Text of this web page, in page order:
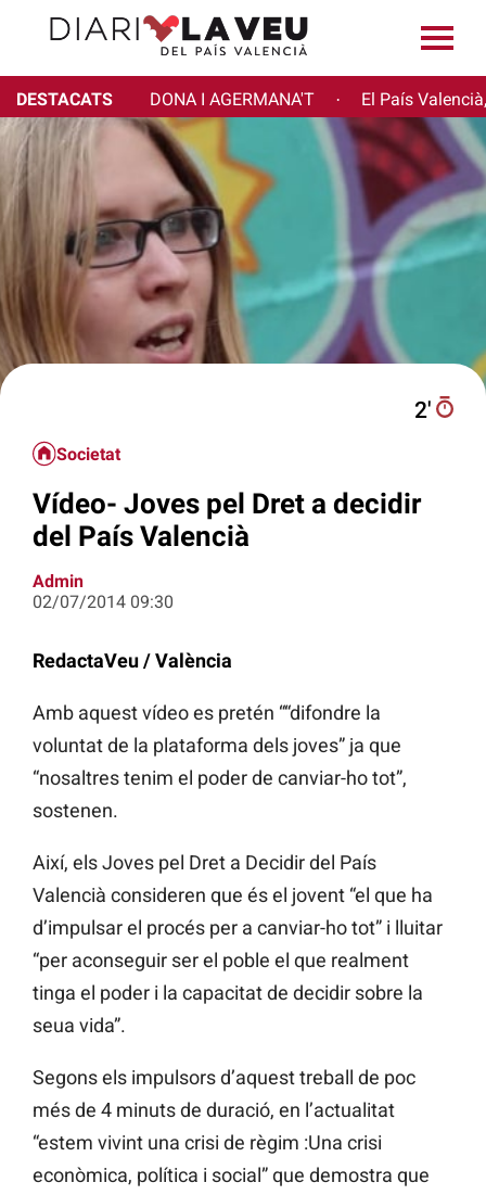
DESTACATS DONA I AGERMANA'T · El País
2′
Societat
Vídeo- Joves pel Dret a decidir
del País Valencià
Admin
02/07/2014 09:30
RedactaVeu / València
Amb aquest vídeo es pretén ““difondre la
voluntat de la plataforma dels joves” ja que
“nosaltres tenim el poder de canviar-ho tot”,
sostenen.
Així, els Joves pel Dret a Decidir del País
Valencià consideren que és el jovent “el que ha
d’impulsar el procés per a canviar-ho tot” i lluitar
“per aconseguir ser el poble el que realment
tinga el poder i la capacitat de decidir sobre la
seua vida”.
Segons els impulsors d’aquest treball de poc
més de 4 minuts de duració, en l’actualitat
“estem vivint una crisi de règim :Una crisi
econòmica, política i social” que demostra que